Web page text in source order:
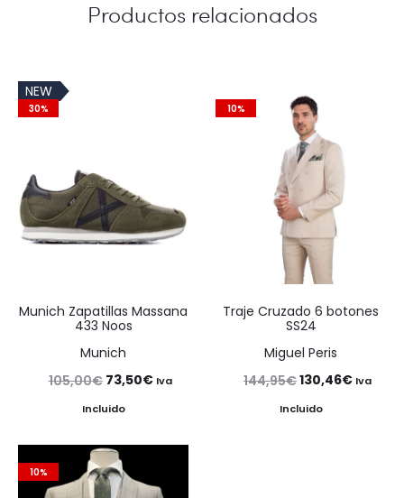
Productos relacionados
NEW
30%
Munich Zapatillas Massana
433 Noos
Munich
105,00€ El
precio
era:
105,00€.
73,50€El
73,50€.
Iva
Incluido
10%
Traje Cruzado 6 botones
SS24
Miguel Peris
144,95€El
precio
130,46€ElIva
Incluido
10%